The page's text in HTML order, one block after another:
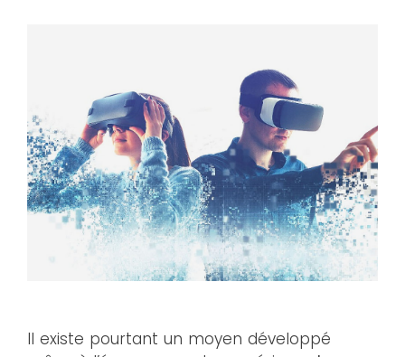
Il existe pourtant un moyen développé